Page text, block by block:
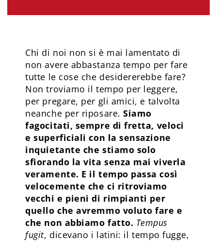
Chi di noi non si è mai lamentato di
non avere abbastanza tempo per fare
tutte le cose che desidererebbe fare?
Non troviamo il tempo per leggere,
per pregare, per gli amici, e talvolta
neanche per riposare.Siamo
fagocitati, sempre di fretta, veloci
e superficiali con la sensazione
inquietante che stiamo solo
sfiorando la vita senza mai viverla
veramente. E il tempo passa così
velocemente che ci ritroviamo
vecchi e pieni di rimpianti per
quello che avremmo voluto fare e
che non abbiamo fatto. Tempus
fugit, dicevano i latini: il tempo fugge,